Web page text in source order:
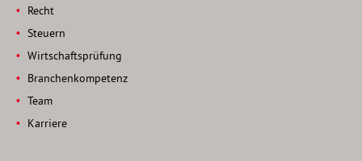
Recht
Steuern
Wirtschaftsprüfung
Branchenkompetenz
Team
Karriere